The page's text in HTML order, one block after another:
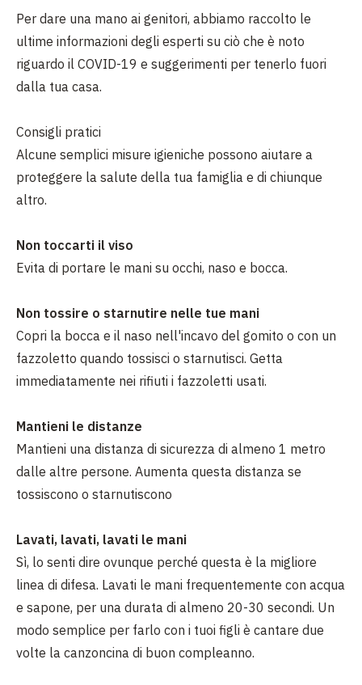
Per dare una mano ai genitori, abbiamo raccolto le
ultime informazioni degli esperti su ciò che è noto
riguardo il COVID-19 e suggerimenti per tenerlo fuori
dalla tua casa.
Consigli pratici
Alcune semplici misure igieniche possono aiutare a
proteggere la salute della tua famiglia e di chiunque
altro.
Non toccarti il viso
Evita di portare le mani su occhi, naso e bocca.
Non tossire o starnutire nelle tue mani
Copri la bocca e il naso nell'incavo del gomito o con un
fazzoletto quando tossisci o starnutisci. Getta
immediatamente nei rifiuti i fazzoletti usati.
Mantieni le distanze
Mantieni una distanza di sicurezza di almeno 1 metro
dalle altre persone. Aumenta questa distanza se
tossiscono o starnutiscono
Lavati, lavati, lavati le mani
Sì, lo senti dire ovunque perché questa è la migliore
linea di difesa. Lavati le mani frequentemente con acqua
e sapone, per una durata di almeno 20-30 secondi. Un
modo semplice per farlo con i tuoi figli è cantare due
volte la canzoncina di buon compleanno.